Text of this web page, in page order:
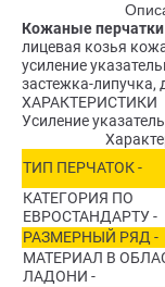
Кожаные перчатки
лицевая козья
усиление
застежка-липучка,
ХАРАКТЕРИСТИКИ
Усиление
ТИП ПЕРЧАТОК -
КАТЕГОРИЯ ПО
ЕВРОСТАНДАРТУ -
РАЗМЕРНЫЙ РЯД -
МАТЕРИАЛ В
ЛАДОНИ -